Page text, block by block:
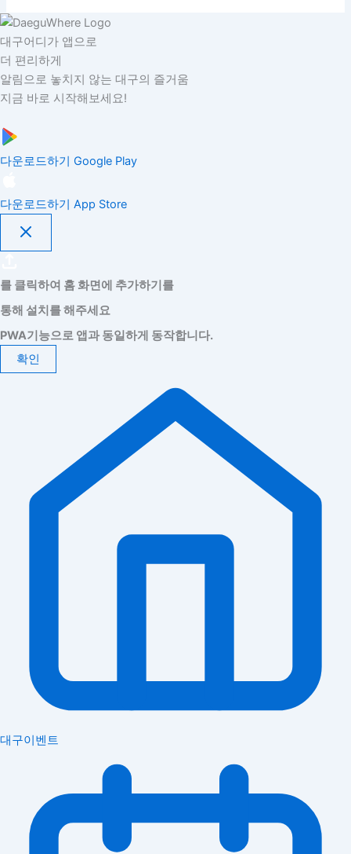
대구어디가 앱으로
더 편리하게
알림으로 놓치지 않는 대구의 즐거움
지금 바로 시작해보세요!
다운로드하기 Google Play
다운로드하기 App Store
를 클릭하여 홈 화면에 추가하기를
통해 설치를 해주세요
PWA기능으로 앱과 동일하게 동작합니다.
확인
대구이벤트